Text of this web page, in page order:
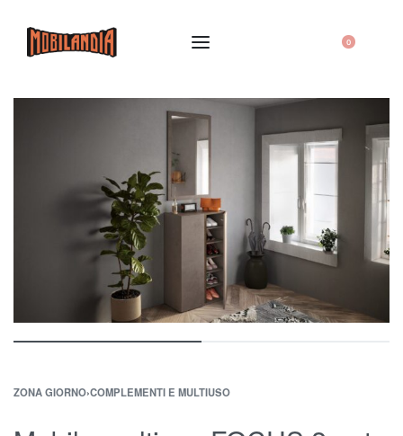
0
ZONA GIORNO›COMPLEMENTI E MULTIUSO